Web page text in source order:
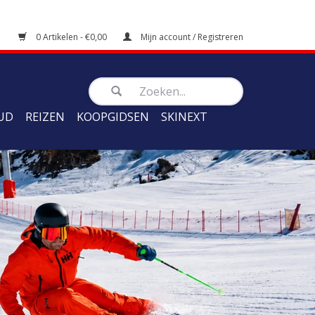
0 Artikelen - €0,00 Mijn account / Registreren
REIZEN KOOPGIDSEN SKINEXT